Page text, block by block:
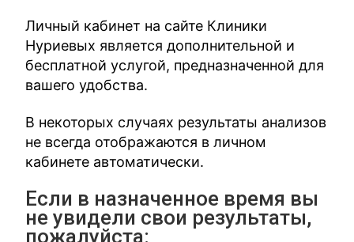
Личный кабинет на сайте Клиники
Нуриевых является дополнительной и
бесплатной услугой, предназначенной для
вашего удобства.
В некоторых случаях результаты анализов
не всегда отображаются в личном
кабинете автоматически.
Если в назначенное время вы
не увидели свои результаты,
пожалуйста: